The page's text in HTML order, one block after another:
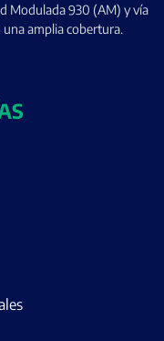
Modulada 930 (AM) y vía
amplia cobertura.